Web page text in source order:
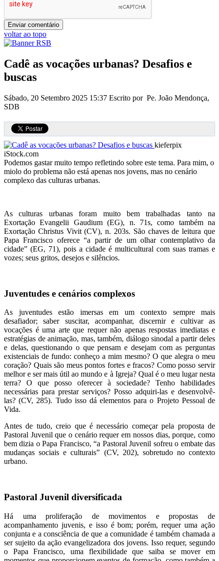
voltar ao topo
Cadê as vocações urbanas? Desafios e
buscas
Sábado, 20 Setembro 2025 15:37 Escrito por Pe. João Mendonça,
SDB
kieferpix
iStock.com
Podemos gastar muito tempo refletindo sobre este tema. Para mim, o
miolo do problema não está apenas nos jovens, mas no cenário
complexo das culturas urbanas.
As culturas urbanas foram muito bem trabalhadas tanto na
Exortação Evangelii Gaudium (EG), n. 71s, como também na
Exortação Christus Vivit (CV), n. 203s. São chaves de leitura que
Papa Francisco oferece “a partir de um olhar contemplativo da
cidade” (EG, 71), pois a cidade é multicultural com suas tramas e
vozes; seus gritos, desejos e silêncios.
Juventudes e cenários complexos
As juventudes estão imersas em um contexto sempre mais
desafiador; saber suscitar, acompanhar, discernir e cultivar as
vocações é uma arte que requer não apenas respostas imediatas e
estratégias de animação, mas, também, diálogo sinodal a partir deles
e delas, questionando o que pensam e desejam com as perguntas
existenciais de fundo: conheço a mim mesmo? O que alegra o meu
coração? Quais são meus pontos fortes e fracos? Como posso servir
melhor e ser mais útil ao mundo e à Igreja? Qual é o meu lugar nesta
terra? O que posso oferecer à sociedade? Tenho habilidades
necessárias para prestar serviços? Posso adquiri-las e desenvolvê-
las? (CV, 285). Tudo isso dá elementos para o Projeto Pessoal de
Vida.
Antes de tudo, creio que é necessário começar pela proposta de
Pastoral Juvenil que o cenário requer em nossos dias, porque, como
bem dizia o Papa Francisco, “a Pastoral Juvenil sofreu o embate das
mudanças sociais e culturais” (CV, 202), sobretudo no contexto
urbano.
Pastoral Juvenil diversificada
Há uma proliferação de movimentos e propostas de
acompanhamento juvenis, e isso é bom; porém, requer uma ação
conjunta e a consciência de que a comunidade é também chamada a
ser sujeito da ação evangelizadora dos jovens. Isso requer, segundo
o Papa Francisco, uma flexibilidade que saiba se mover em